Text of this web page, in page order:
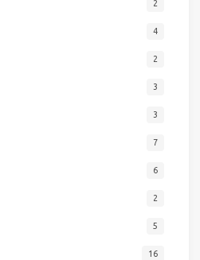
2
4
2
3
3
7
6
2
5
16